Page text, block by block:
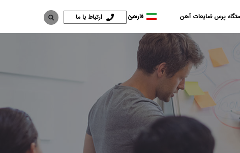
پرس ضایعات آهن فارسی ارتباط با ما